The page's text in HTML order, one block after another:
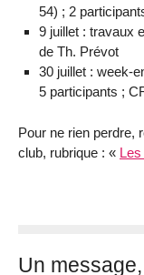
54) ; 2
9 juillet : travaux
de Th. Prévot
30 juillet : week-
5 participants ;
Pour ne rien perdre,
club, rubrique : « Les
Un